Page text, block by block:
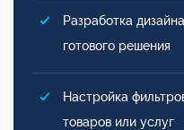
Разработка
готового решения
Настройка
товаров или услуг